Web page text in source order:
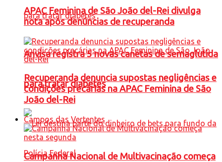
Anvisa registra 5 novas canetas de semaglutida
para tratar diabetes
APAC Feminina de São João del-Rei divulga
nota após denúncias de recuperanda
Recuperanda denuncia supostas negligências e
condições precárias na APAC Feminina de São
João del-Rei
Campos das Vertentes
Campanha Nacional de Multivacinação começa